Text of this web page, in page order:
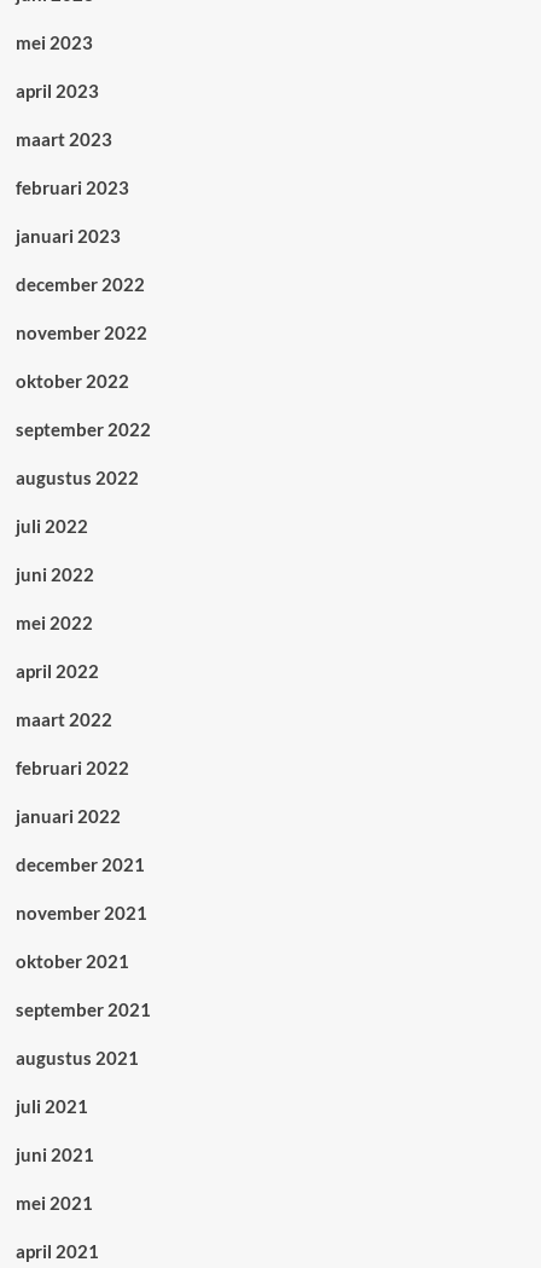
mei 2023
april 2023
maart 2023
februari 2023
januari 2023
december 2022
november 2022
oktober 2022
september 2022
augustus 2022
juli 2022
juni 2022
mei 2022
april 2022
maart 2022
februari 2022
januari 2022
december 2021
november 2021
oktober 2021
september 2021
augustus 2021
juli 2021
juni 2021
mei 2021
april 2021